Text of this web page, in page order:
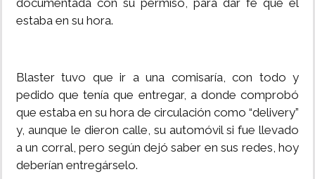
documentada con su permiso, para dar fe que él
estaba en su hora.
Blaster tuvo que ir a una comisaría, con todo y
pedido que tenía que entregar, a donde comprobó
que estaba en su hora de circulación como “delivery”
y, aunque le dieron calle, su automóvil si fue llevado
a un corral, pero según dejó saber en sus redes, hoy
deberían entregárselo.